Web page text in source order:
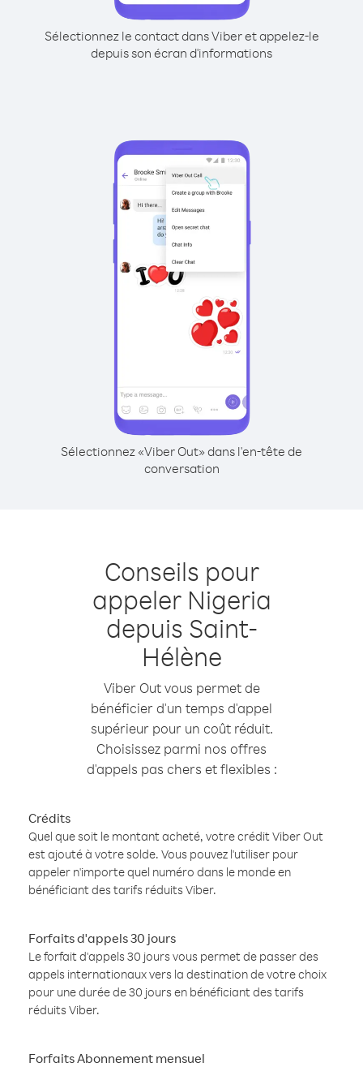
Sélectionnez le contact dans Viber et appelez-le
depuis son écran d'informations
Sélectionnez «Viber Out» dans l'en-tête de
conversation
Conseils pour
appeler Nigeria
depuis Saint-
Hélène
Viber Out vous permet de
bénéficier d'un temps d'appel
supérieur pour un coût réduit.
Choisissez parmi nos offres
d'appels pas chers et flexibles :
Crédits
Quel que soit le montant acheté, votre crédit Viber Out
est ajouté à votre solde. Vous pouvez l'utiliser pour
appeler n'importe quel numéro dans le monde en
bénéficiant des tarifs réduits Viber.
Forfaits d'appels 30 jours
Le forfait d'appels 30 jours vous permet de passer des
appels internationaux vers la destination de votre choix
pour une durée de 30 jours en bénéficiant des tarifs
réduits Viber.
Forfaits Abonnement mensuel